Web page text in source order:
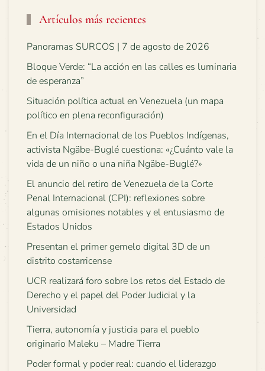
Artículos más recientes
Panoramas SURCOS | 7 de agosto de 2026
Bloque Verde: “La acción en las calles es luminaria
de esperanza”
Situación política actual en Venezuela (un mapa
político en plena reconfiguración)
En el Día Internacional de los Pueblos Indígenas,
activista Ngäbe-Buglé cuestiona: «¿Cuánto vale la
vida de un niño o una niña Ngäbe-Buglé?»
El anuncio del retiro de Venezuela de la Corte
Penal Internacional (CPI): reflexiones sobre
algunas omisiones notables y el entusiasmo de
Estados Unidos
Presentan el primer gemelo digital 3D de un
distrito costarricense
UCR realizará foro sobre los retos del Estado de
Derecho y el papel del Poder Judicial y la
Universidad
Tierra, autonomía y justicia para el pueblo
originario Maleku – Madre Tierra
Poder formal y poder real: cuando el liderazgo